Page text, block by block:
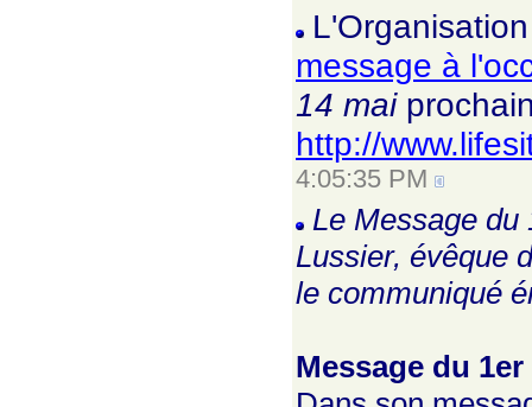
message à
14 mai
http://
4:05:35 PM
Le Message du
Lussier, évêque
le communiqué
Message du